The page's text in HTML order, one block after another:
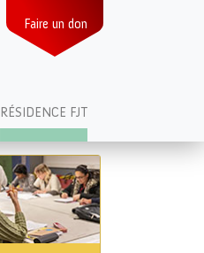
Faire un don
RÉSIDENCE FJT